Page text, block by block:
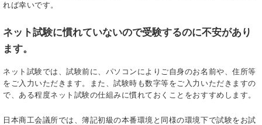
れば幸いです。
ネット試験に慣れていないので受験するのに不安があり
ます。
ネット試験では、試験前に、パソコンによりご自身のお名前や、住所等
をご入力いただきます。また、試験時も数字等をご入力いただきますの
で、ある程度ネット試験の仕組みに慣れておくことをおすすめします。
日本商工会議所では、簿記初級の本番環境と同様の環境下で試験をお試